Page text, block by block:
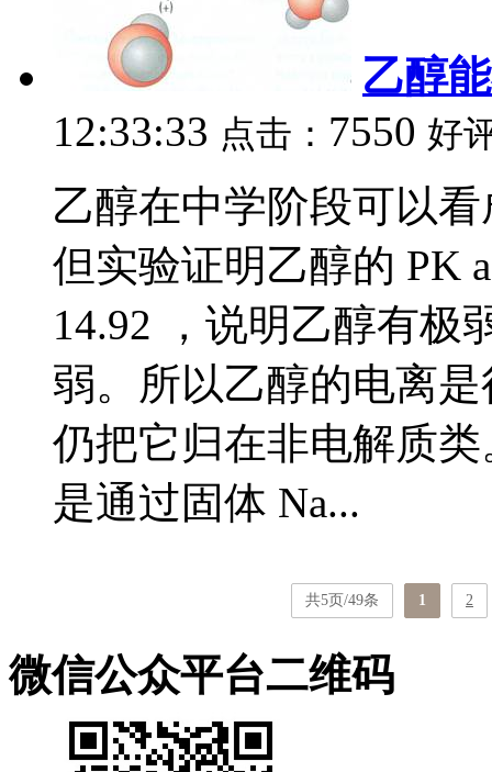
乙醇
12:33:33 点击： 7550 好
乙醇在中学阶段可以
但实验证明乙醇的 PK
14.92 ，说明乙醇有极
弱。所以乙醇的电离
仍把它归在非电解质类
是通过固体 Na...
共5页/49条 1 2
微信公众平台二维码